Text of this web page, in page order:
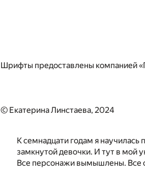
Шрифты предоставлены компанией
© Екатерина Линстаева, 2024
К семнадцати годам я научилась
замкнутой девочки. И тут в мой
Все персонажи вымышлены. Все